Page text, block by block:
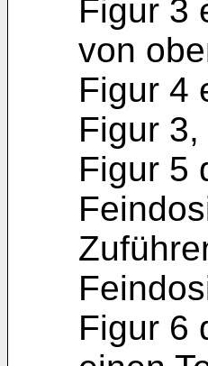
Figur 3
von
Figur 4
Figur 3,
Figur 5
Figur 6